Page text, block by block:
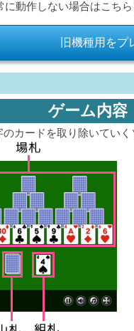
に動作しない場合はこちら
旧機種用をプ
ゲーム内容
のカードを取り除いていく